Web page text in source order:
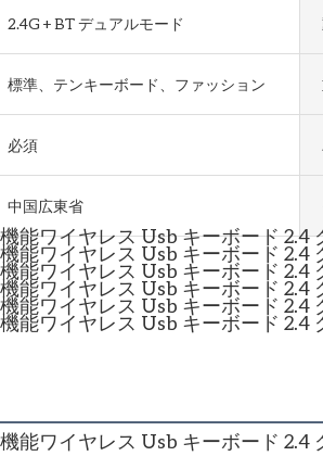
2.4G + BT デュアルモード
標準、テンキーボード、ファッション
必須
中国広東省